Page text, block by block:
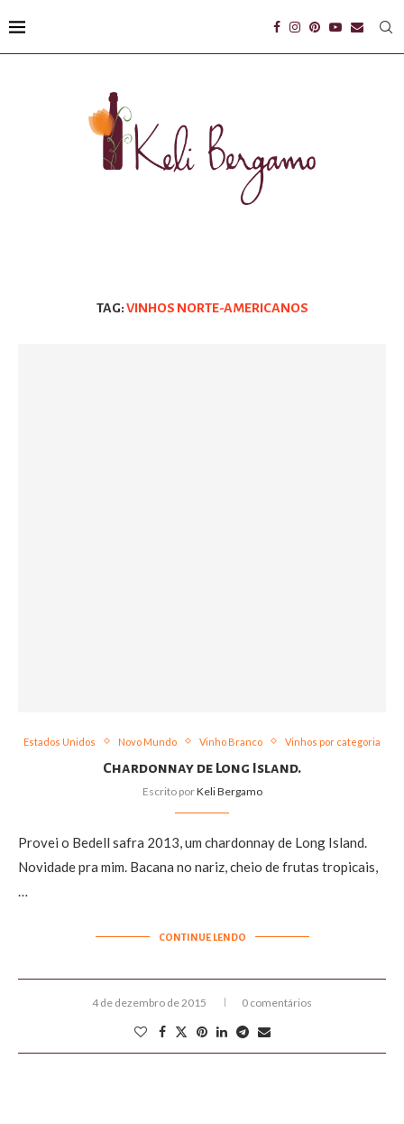
TAG:VINHOS NORTE-AMERICANOS
Estados Unidos Novo Mundo Vinho Branco Vinhos por categoria
Chardonnay de Long Island.
Escrito porKeli Bergamo
Provei o Bedell safra 2013, um chardonnay de Long Island.
Novidade pra mim. Bacana no nariz, cheio de frutas tropicais,
…
CONTINUE LENDO
4 de dezembro de 2015 0 comentários